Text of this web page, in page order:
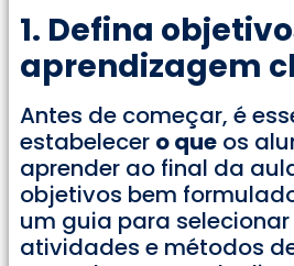
1. Defina
aprendizagem
Antes de começar, é
estabelecer o que os
aprender ao final da
objetivos bem
um guia para
atividades e métodos